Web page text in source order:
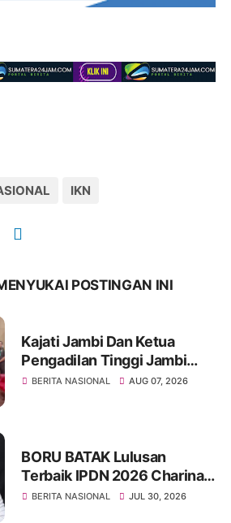
IKN
POSTINGAN INI
Kajati Jambi Dan Ketua
Pengadilan Tinggi Jambi
Berkomitmen Perkuat
BERITA NASIONAL AUG 07, 2026
BORU BATAK Lulusan
Terbaik IPDN 2026 Charina
Anggie Simbolon Asal
BERITA NASIONAL JUL 30, 2026